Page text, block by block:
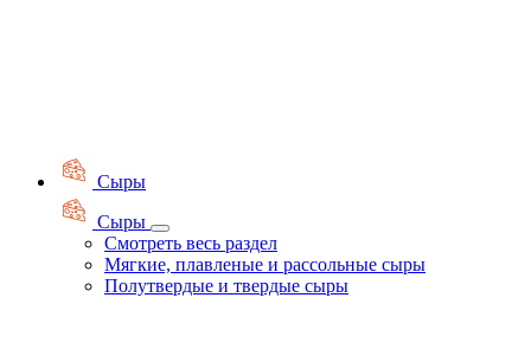
Сыры
Сыры
Смотреть весь раздел
Мягкие, плавленые и рассольные сыры
Полутвердые и твердые сыры